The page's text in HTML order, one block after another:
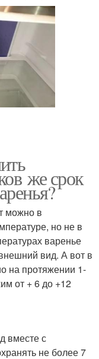
же срок
можно в
но не в
варенье
вид. А вот в
на протяжении 1-
от + 6 до +12
вместе с
не более 7